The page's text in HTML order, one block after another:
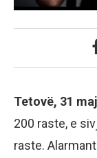
Tetovë, 31
200 raste, e
raste.